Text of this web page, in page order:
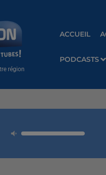
région
ACCUEIL
PODCASTS